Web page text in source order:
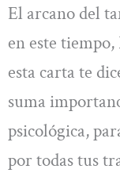
El arcano del
en este tiempo,
esta carta te
suma
psicológica,
por todas tus